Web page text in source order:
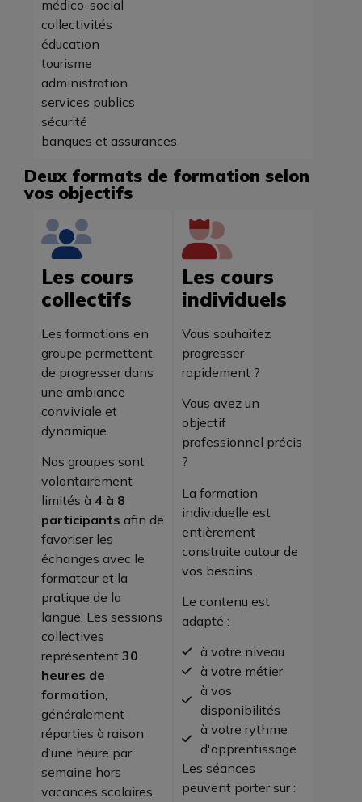
médico-social
collectivités
éducation
tourisme
administration
services publics
sécurité
banques et assurances
Deux formats de formation selon
vos objectifs
Les cours
collectifs
Les formations en
groupe permettent
de progresser dans
une ambiance
conviviale et
dynamique.
Nos groupes sont
volontairement
limités à 4 à 8
participants afin de
favoriser les
échanges avec le
formateur et la
pratique de la
langue. Les sessions
collectives
représentent 30
heures de
formation,
généralement
réparties à raison
d’une heure par
semaine hors
vacances scolaires.
Les cours
individuels
Vous souhaitez
progresser
rapidement ?
Vous avez un
objectif
professionnel précis
?
La formation
individuelle est
entièrement
construite autour de
vos besoins.
Le contenu est
adapté :
à votre niveau
à votre métier
à vos
disponibilités
à votre rythme
d'apprentissage
Les séances
peuvent porter sur :